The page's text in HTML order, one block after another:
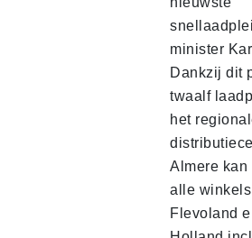
minister
Dankzij dit
twaalf
het
Almere
alle
Flevoland